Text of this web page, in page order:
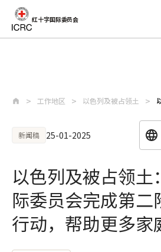
红十字国际委员会
工作地区 以色列及被占领土
新闻稿 25-01-2025
以色列及被占领土
际委员会完成第二
行动，帮助更多家